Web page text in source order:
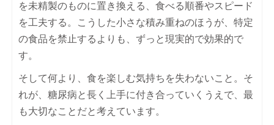
を未精製のものに置き換える、食べる順番やスピード
を工夫する。こうした小さな積み重ねのほうが、特定
の食品を禁止するよりも、ずっと現実的で効果的で
す。
そして何より、食を楽しむ気持ちを失わないこと。そ
れが、糖尿病と長く上手に付き合っていくうえで、最
も大切なことだと考えています。